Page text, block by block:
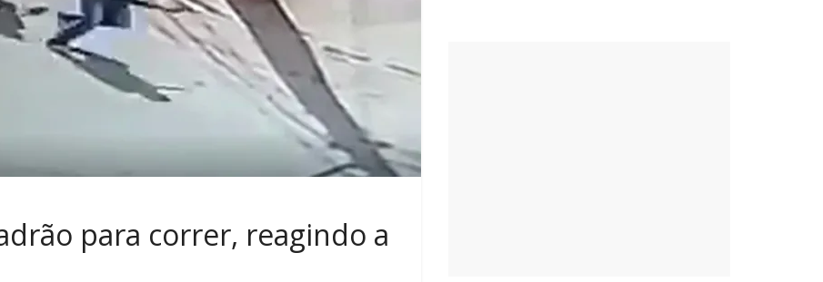
para correr, reagindo a